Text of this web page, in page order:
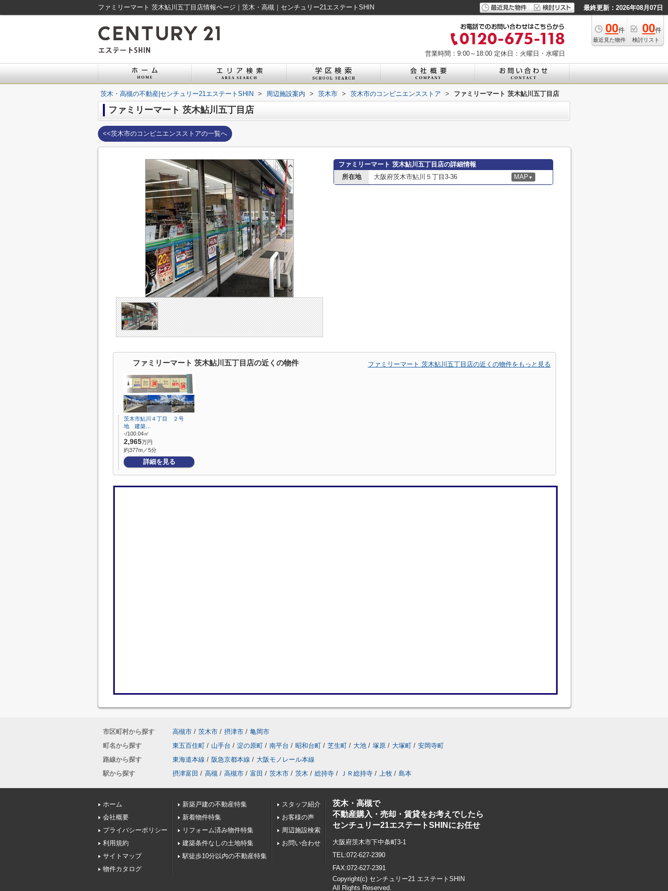
ファミリーマート 茨木鮎川五丁目店情報ページ｜茨木・高槻｜センチュリー21エステートSHIN 最終更新：2026年08月07日
00件
最近見た物件
00件
検討リスト
営業時間：9:00～18:00 定休日：火曜日・水曜日
茨木・高槻の不動産|センチュリー21エステートSHIN > 周辺施設案内 > 茨木市 > 茨木市のコンビニエンスストア > ファミリーマート 茨木鮎川五丁目店
ファミリーマート 茨木鮎川五丁目店
<<茨木市のコンビニエンスストアの一覧へ
ファミリーマート 茨木鮎川五丁目店の詳細情報
所在地
大阪府茨木市鮎川５丁目3-36 MAP ▼
ファミリーマート 茨木鮎川五丁目店の近くの物件 ファミリーマート 茨木鮎川五丁目店の近くの物件をもっと見る
茨木市鮎川４丁目 ２号
地 建築…
-/100.04㎡
2,965万円
約377m／5分
詳細を見る
市区町村から探す 高槻市 / 茨木市 / 摂津市 / 亀岡市
町名から探す
東五百住町 / 山手台 / 淀の原町 / 南平台 / 昭和台町 / 芝生町 / 大池 / 塚原 / 大塚町 / 安岡寺町
路線から探す
東海道本線 / 阪急京都本線 / 大阪モノレール本線
駅から探す
摂津富田 / 高槻 / 高槻市 / 富田 / 茨木市 / 茨木 / 総持寺 / ＪＲ総持寺 / 上牧 / 島本
ホーム
会社概要
プライバシーポリシー
利用規約
サイトマップ
物件カタログ
新築戸建の不動産特集
新着物件特集
リフォーム済み物件特集
建築条件なしの土地特集
駅徒歩10分以内の不動産特集
スタッフ紹介
お客様の声
周辺施設検索
お問い合わせ
茨木・高槻で
不動産購入・売却・賃貸をお考えでしたら
センチュリー21エステートSHINにお任せ
大阪府茨木市下中条町3-1
TEL:072-627-2390
FAX:072-627-2391
Copyright(c) センチュリー21 エステートSHIN
All Rights Reserved.